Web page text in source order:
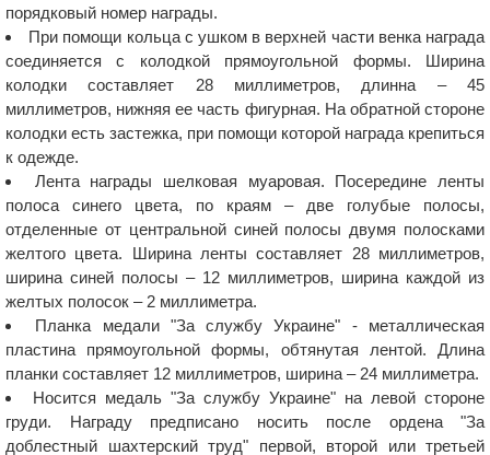
порядковый номер награды.
При помощи кольца с ушком в верхней части венка награда
соединяется с колодкой прямоугольной формы. Ширина
колодки составляет 28 миллиметров, длинна – 45
миллиметров, нижняя ее часть фигурная. На обратной стороне
колодки есть застежка, при помощи которой награда крепиться
к одежде.
Лента награды шелковая муаровая. Посередине ленты
полоса синего цвета, по краям – две голубые полосы,
отделенные от центральной синей полосы двумя полосками
желтого цвета. Ширина ленты составляет 28 миллиметров,
ширина синей полосы – 12 миллиметров, ширина каждой из
желтых полосок – 2 миллиметра.
Планка медали "За службу Украине" - металлическая
пластина прямоугольной формы, обтянутая лентой. Длина
планки составляет 12 миллиметров, ширина – 24 миллиметра.
Носится медаль "За службу Украине" на левой стороне
груди. Награду предписано носить после ордена "За
доблестный шахтерский труд" первой, второй или третьей